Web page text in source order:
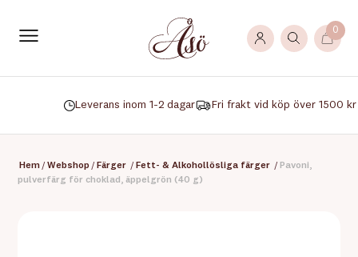
0
Leverans inom 1-2 dagar Fri frakt vid köp över 1500 kr
Hem / Webshop / Färger / Fett- & Alkohollösliga färger / Pavoni,
pulverfärg för choklad, äppelgrön (40 g)